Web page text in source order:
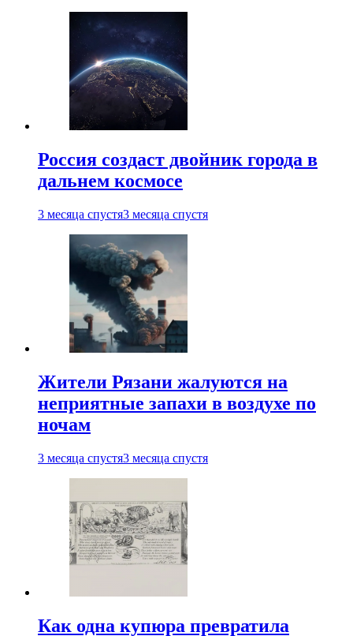
Россия создаст двойник города в
дальнем космосе
3 месяца спустя3 месяца спустя
Жители Рязани жалуются на
неприятные запахи в воздухе по
ночам
3 месяца спустя3 месяца спустя
Как одна купюра превратила